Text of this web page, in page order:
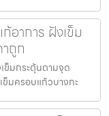
อาการ ฝังเข็ม
ถูก
ข็มกระตุ้นตามจุด
ข็มครอบแก้วบางกะ